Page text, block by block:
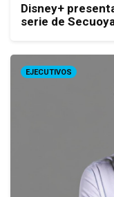
Disney+
serie de
EJECUTIVOS